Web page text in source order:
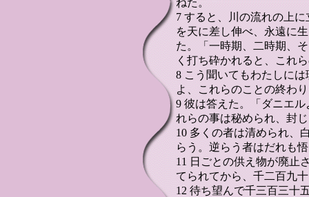
ねた。
7 すると、川の流れの上
を天に差し伸べ、永遠に
た。「一時期、二時期、
く打ち砕かれると、これ
8 こう聞いてもわたしに
よ、これらのことの終わ
9 彼は答えた。「ダニエ
れらの事は秘められ、封
10 多くの者は清められ、
らう。逆らう者はだれも
11 日ごとの供え物が廃止
てられてから、千二百九
12 待ち望んで千三百三十